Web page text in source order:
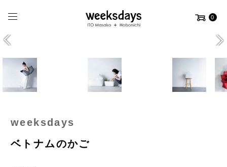
0
weeksdays
ベトナムのかご